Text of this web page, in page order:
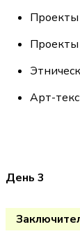
Проекты
Проекты
Арт-
День 3